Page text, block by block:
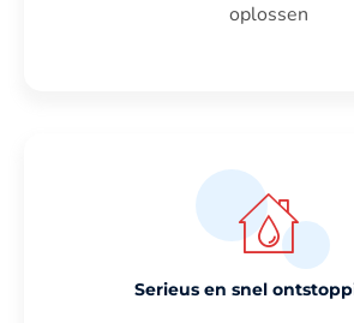
oplossen
Serieus en snel